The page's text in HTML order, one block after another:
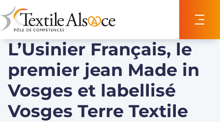
L’Usinier Français, le
premier jean Made in
Vosges et labellisé
Vosges Terre Textile
Panneau de gestion des cookies